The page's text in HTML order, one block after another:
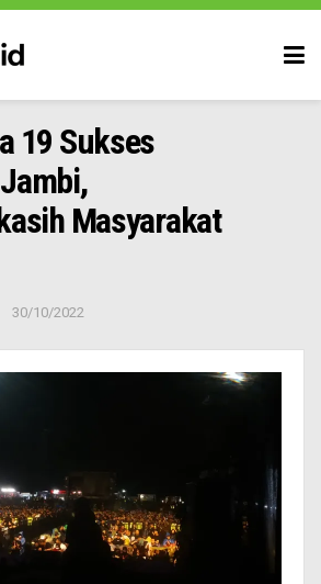
19 Sukses
Masyarakat
30/10/2022